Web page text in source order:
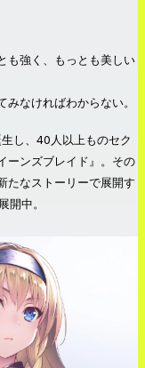
も強く、もっとも美しい
なければわからない。
し、40人以上ものセク
ーンズブレイド』。その
たなストーリーで展開す
開中。